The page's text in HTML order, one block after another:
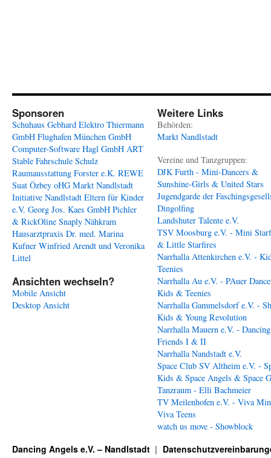
Sponsoren
Schuhaus Gebhard Elektro Thiermann
GmbH Flughafen München GmbH
Computer-Software Hagl GmbH ART
Stable Fahrschule Schulz
Raumausstattung Forster e.K. REWE
Suat Özbey oHG Markt Nandlstadt
Initiative Nandlstadt Eltern für Kinder
e.V. Georg Jos. Kaes GmbH Pichler
& RickOline Snaply Nähkram
Hausarztpraxis Dr. med. Marina
Kufner Winfried Arendt und Veronika
Littel
Ansichten wechseln?
Mobile Ansicht
Desktop Ansicht
Weitere Links
Behörden:
Markt Nandlstadt
Vereine und Tanzgruppen:
DJK Furth - Mini-Dancers &
Sunshine-Girls & United Stars
Jugendgarde der
Dingolfing
Landshuter Talente e.V.
TSV Moosburg e.V. - Mini
& Little Starfires
Narrhalla Attenkirchen e.V. -
Teenies
Narrhalla Au e.V. - PAuer
Kids & Teenies
Narrhalla Gammelsdorf e.V. -
Kids & Young Revolution
Narrhalla Mauern e.V. - Dancing
Friends I & II
Narrhalla Nandstadt e.V.
Space Club SV Altheim e.V. -
Kids & Space Angels & Space
Tanzraum - Elli Bachmeier
TV Meilenhofen e.V. - Viva
Viva Teens
watch us move - Showblock
Dancing Angels e.V. – Nandlstadt